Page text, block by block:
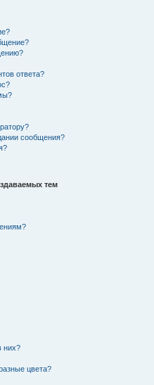
ответа?
сообщения?
тем
них?
цвета?